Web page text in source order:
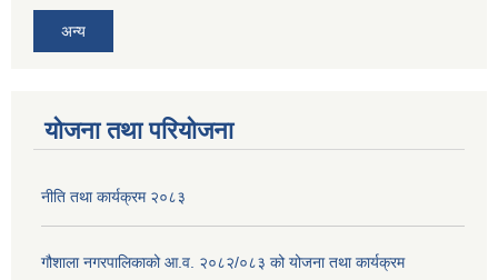
अन्य
योजना तथा परियोजना
नीति तथा कार्यक्रम २०८३
गौशाला नगरपालिकाको आ.व. २०८२/०८३ को योजना तथा कार्यक्रम